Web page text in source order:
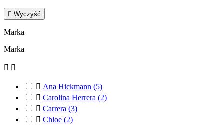
 Wyczyść
Marka
Marka
 
 Ana Hickmann (5)
 Carolina Herrera (2)
 Carrera (3)
 Chloe (2)